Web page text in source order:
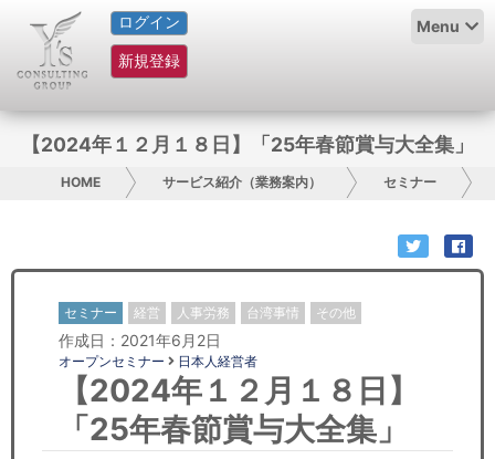
ログイン
新規登録
Menu
HOME
サービス紹介
グループ概要
日本人にPR
コンサルティング
リサーチ
【2024年１２月１８日】「25年春節賞与大全集」
HOME サービス紹介（業務案内） セミナー
セミナー 経営 人事労務 台湾事情 その他
作成日：2021年6月2日
オープンセミナー 日本人経営者
【2024年１２月１８日】
「25年春節賞与大全集」